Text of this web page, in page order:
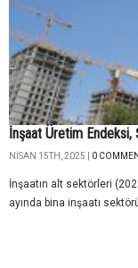
İnşaat Üretim Endeksi,
NISAN 15TH, 2025 | 0
İnşaatın alt sektörleri
ayında bina inşaatı